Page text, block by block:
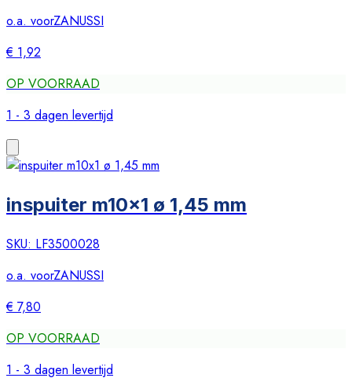
o.a. voorZANUSSI
€ 1,92
OP VOORRAAD
1 - 3 dagen levertijd
inspuiter m10x1 ø 1,45 mm
SKU: LF3500028
o.a. voorZANUSSI
€ 7,80
OP VOORRAAD
1 - 3 dagen levertijd